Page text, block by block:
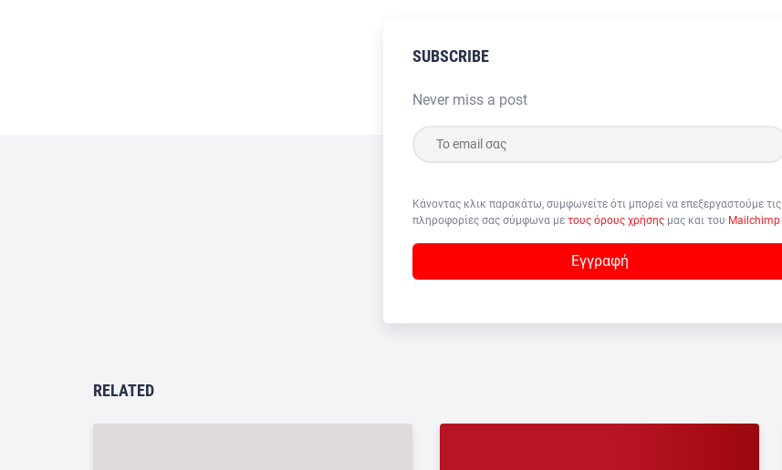
SUBSCRIBE
Never miss a post
Κάνοντας κλικ παρακάτω, συμφωνείτε ότι μπορεί να επεξεργαστούμε τις
πληροφορίες σας σύμφωνα με τους όρους χρήσης μας και του Mailchimp
RELATED